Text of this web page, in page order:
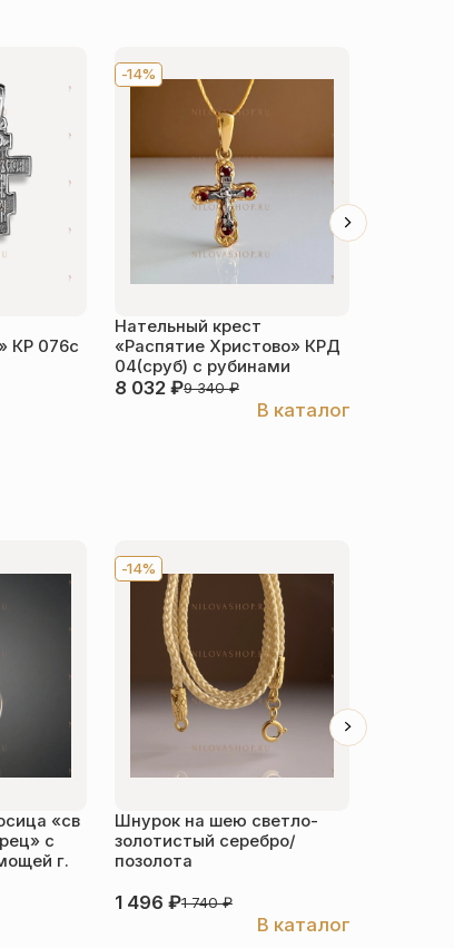
КР 076с
-14%
Нательный крест
«Распятие Христово» КРД
04(сруб) с рубинами
8 032 ₽9 340₽
В каталог
«св
с
г.
-14%
Шнурок на шею светло-
золотистый серебро/
позолота
1 496 ₽1 740₽
В каталог